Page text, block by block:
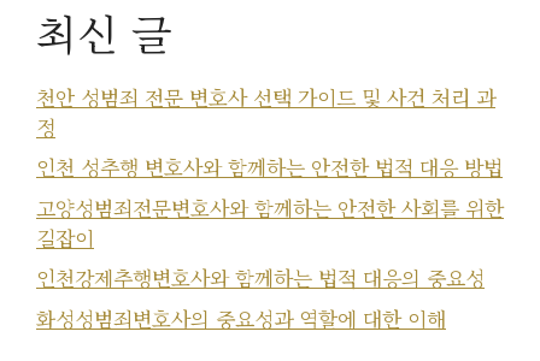
최신 글
천안 성범죄 전문 변호사 선택 가이드 및 사건 처리 과
정
인천 성추행 변호사와 함께하는 안전한 법적 대응 방법
고양성범죄전문변호사와 함께하는 안전한 사회를 위한
길잡이
인천강제추행변호사와 함께하는 법적 대응의 중요성
화성성범죄변호사의 중요성과 역할에 대한 이해